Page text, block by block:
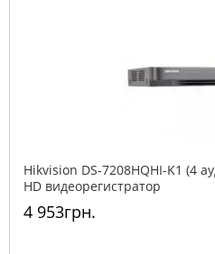
Hikvision DS-7208HQHI-K1 (4
HD видеорегистратор
4 953грн.